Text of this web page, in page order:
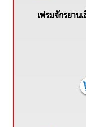
เฟรมจักรยาน